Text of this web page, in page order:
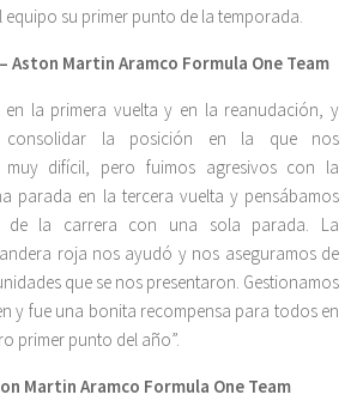
su primer punto de la temporada.
Aston Martin Aramco Formula One Team
en la primera vuelta y en la reanudación, y
consolidar la posición en la que nos
muy difícil, pero fuimos agresivos con la
parada en la tercera vuelta y pensábamos
de la carrera con una sola parada. La
roja nos ayudó y nos aseguramos de
que se nos presentaron. Gestionamos
y fue una bonita recompensa para todos en
primer punto del año”.
Martin Aramco Formula One Team